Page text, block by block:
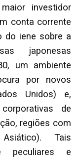
investidor
conta corrente
do iene sobre a
japonesas
um ambiente
por novos
Unidos) e,
de
regiões com
Tais
peculiares e